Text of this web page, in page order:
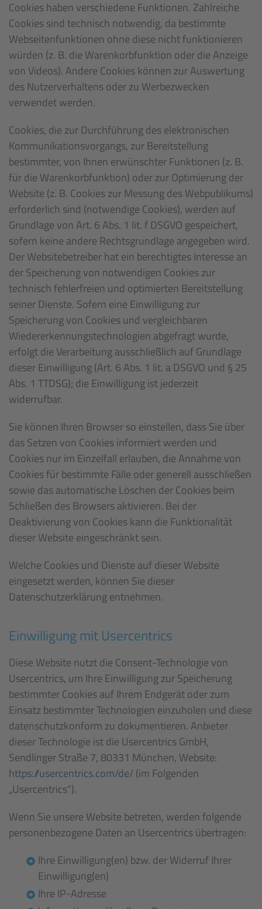
Cookies haben verschiedene Funktionen. Zahlreiche
Cookies sind technisch notwendig, da bestimmte
Webseitenfunktionen ohne diese nicht funktionieren
würden (z. B. die Warenkorbfunktion oder die Anzeige
von Videos). Andere Cookies können zur Auswertung
des Nutzerverhaltens oder zu Werbezwecken
verwendet werden.
Cookies, die zur Durchführung des elektronischen
Kommunikationsvorgangs, zur Bereitstellung
bestimmter, von Ihnen erwünschter Funktionen (z. B.
für die Warenkorbfunktion) oder zur Optimierung der
Website (z. B. Cookies zur Messung des Webpublikums)
erforderlich sind (notwendige Cookies), werden auf
Grundlage von Art. 6 Abs. 1 lit. f DSGVO gespeichert,
sofern keine andere Rechtsgrundlage angegeben wird.
Der Websitebetreiber hat ein berechtigtes Interesse an
der Speicherung von notwendigen Cookies zur
technisch fehlerfreien und optimierten Bereitstellung
seiner Dienste. Sofern eine Einwilligung zur
Speicherung von Cookies und vergleichbaren
Wiedererkennungstechnologien abgefragt wurde,
erfolgt die Verarbeitung ausschließlich auf Grundlage
dieser Einwilligung (Art. 6 Abs. 1 lit. a DSGVO und § 25
Abs. 1 TTDSG); die Einwilligung ist jederzeit
widerrufbar.
Sie können Ihren Browser so einstellen, dass Sie über
das Setzen von Cookies informiert werden und
Cookies nur im Einzelfall erlauben, die Annahme von
Cookies für bestimmte Fälle oder generell ausschließen
sowie das automatische Löschen der Cookies beim
Schließen des Browsers aktivieren. Bei der
Deaktivierung von Cookies kann die Funktionalität
dieser Website eingeschränkt sein.
Welche Cookies und Dienste auf dieser Website
eingesetzt werden, können Sie dieser
Datenschutzerklärung entnehmen.
Einwilligung mit Usercentrics
Diese Website nutzt die Consent-Technologie von
Usercentrics, um Ihre Einwilligung zur Speicherung
bestimmter Cookies auf Ihrem Endgerät oder zum
Einsatz bestimmter Technologien einzuholen und diese
datenschutzkonform zu dokumentieren. Anbieter
dieser Technologie ist die Usercentrics GmbH,
Sendlinger Straße 7, 80331 München, Website:
https://usercentrics.com/de/(im Folgenden
„Usercentrics“).
Wenn Sie unsere Website betreten, werden folgende
personenbezogene Daten an Usercentrics übertragen:
Ihre Einwilligung(en) bzw. der Widerruf Ihrer
Einwilligung(en)
Ihre IP-Adresse